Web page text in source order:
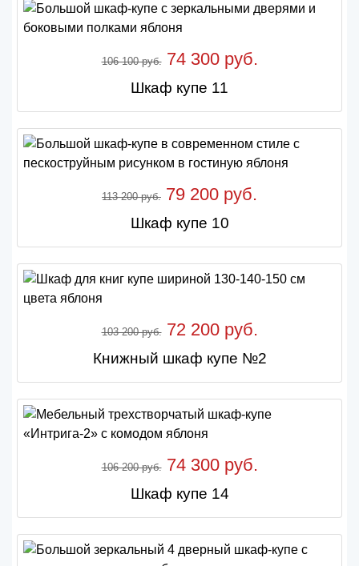
106 100 руб.74 300 руб.
Шкаф купе 11
113 200 руб. 79 200 руб.
Шкаф купе 10
103 200 руб.72 200 руб.
Книжный шкаф купе №2
106 200 руб.74 300 руб.
Шкаф купе 14